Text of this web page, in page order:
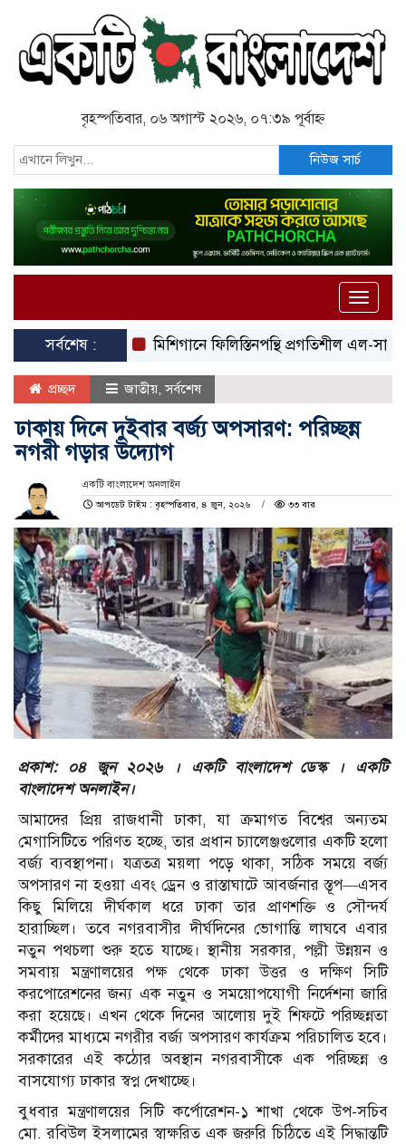
বৃহস্পতিবার, ০৬ অগাস্ট ২০২৬, ০৭:৩৯ পূর্বাহ্ন
নিউজ সার্চ
Toggle
সর্বশেষ :
মিশিগানে ফিলিস্তিনপন্থি প্রগতিশীল এল-সায়েদের
প্রচ্ছদ জাতীয়,সর্বশেষ
ঢাকায় দিনে দুইবার বর্জ্য অপসারণ: পরিচ্ছন্ন
নগরী গড়ার উদ্যোগ
একটি বাংলাদেশ অনলাইন
আপডেট টাইম : বৃহস্পতিবার, ৪ জুন, ২০২৬
৩৩ বার
প্রকাশ: ০৪ জুন ২০২৬ । একটি বাংলাদেশ ডেস্ক । একটি
বাংলাদেশ অনলাইন।
আমাদের প্রিয় রাজধানী ঢাকা, যা ক্রমাগত বিশ্বের অন্যতম
মেগাসিটিতে পরিণত হচ্ছে, তার প্রধান চ্যালেঞ্জগুলোর একটি হলো
বর্জ্য ব্যবস্থাপনা। যত্রতত্র ময়লা পড়ে থাকা, সঠিক সময়ে বর্জ্য
অপসারণ না হওয়া এবং ড্রেন ও রাস্তাঘাটে আবর্জনার স্তূপ—এসব
কিছু মিলিয়ে দীর্ঘকাল ধরে ঢাকা তার প্রাণশক্তি ও সৌন্দর্য
হারাচ্ছিল। তবে নগরবাসীর দীর্ঘদিনের ভোগান্তি লাঘবে এবার
নতুন পথচলা শুরু হতে যাচ্ছে। স্থানীয় সরকার, পল্লী উন্নয়ন ও
সমবায় মন্ত্রণালয়ের পক্ষ থেকে ঢাকা উত্তর ও দক্ষিণ সিটি
করপোরেশনের জন্য এক নতুন ও সময়োপযোগী নির্দেশনা জারি
করা হয়েছে। এখন থেকে দিনের আলোয় দুই শিফটে পরিচ্ছন্নতা
কর্মীদের মাধ্যমে নগরীর বর্জ্য অপসারণ কার্যক্রম পরিচালিত হবে।
সরকারের এই কঠোর অবস্থান নগরবাসীকে এক পরিচ্ছন্ন ও
বাসযোগ্য ঢাকার স্বপ্ন দেখাচ্ছে।
বুধবার মন্ত্রণালয়ের সিটি কর্পোরেশন-১ শাখা থেকে উপ-সচিব
মো. রবিউল ইসলামের স্বাক্ষরিত এক জরুরি চিঠিতে এই সিদ্ধান্তটি